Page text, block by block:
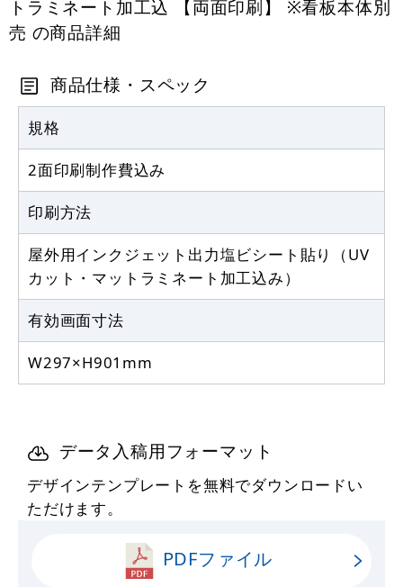
トラミネート加工込 【両面印刷】 ※看板本体別
売 の商品詳細
商品仕様・スペック
規格
2面印刷制作費込み
印刷方法
屋外用インクジェット出力塩ビシート貼り（UV
カット・マットラミネート加工込み）
有効画面寸法
W297×H901mm
データ入稿用フォーマット
デザインテンプレートを無料でダウンロードい
ただけます。
PDFファイル